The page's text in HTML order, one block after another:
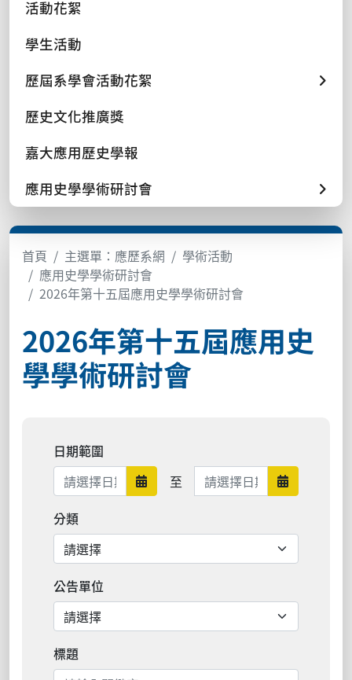
活動花絮
學生活動
歷屆系學會活動花絮
歷史文化推廣獎
嘉大應用歷史學報
應用史學學術研討會
首頁 主選單：應歷系網
學術活動
應用史學學術研討會
2026年第十五屆應用史學學術研討會
2026年第十五屆應用史
學學術研討會
日期範圍
日期範圍開始
至 日期範圍結束 日期範圍
分類
公告單位
標題